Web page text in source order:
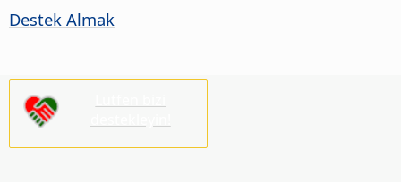
Destek Almak